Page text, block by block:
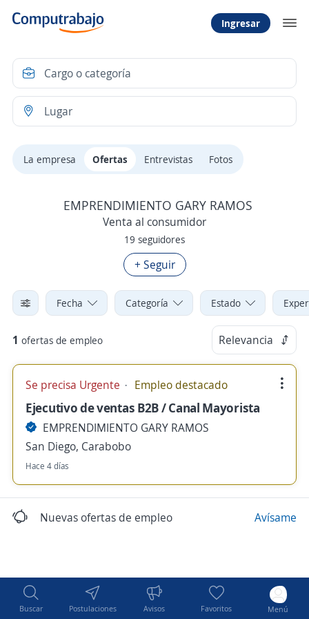
Ingresar
Buscar Postulaciones Avisos Favoritos Menú
La empresa Ofertas Entrevistas Fotos
EMPRENDIMIENTO GARY RAMOS
Venta al consumidor
19 seguidores
+ Seguir
Fecha Categoría Estado
1 ofertas de empleo Relevancia
Se precisa Urgente Empleo destacado
Ejecutivo de ventas B2B / Canal Mayorista
EMPRENDIMIENTO GARY RAMOS
San Diego, Carabobo
Hace 4 días
Nuevas ofertas de empleo Avísame